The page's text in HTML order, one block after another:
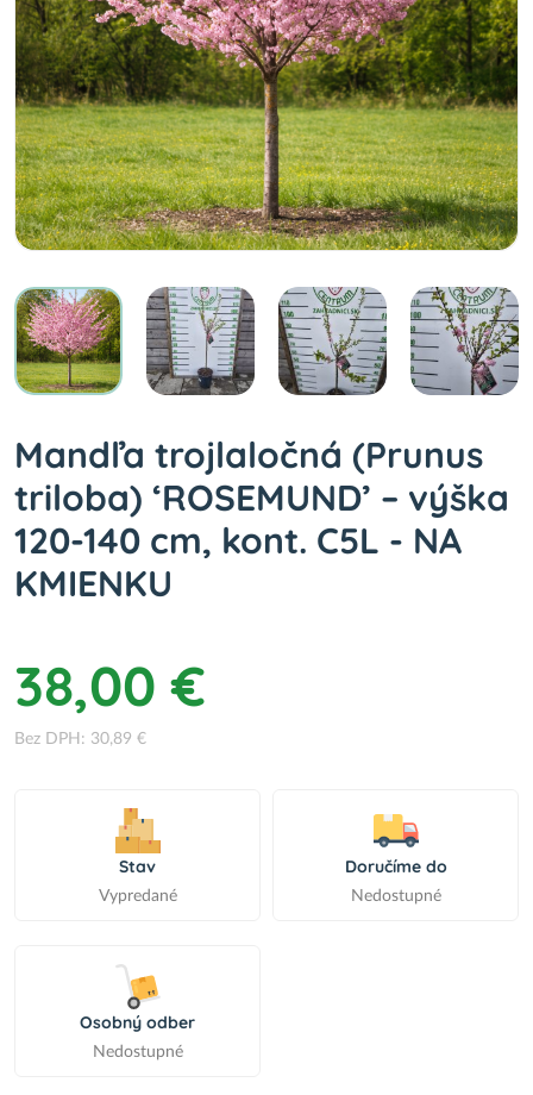
Mandľa trojlaločná (Prunus
triloba) ‘ROSEMUND’ – výška
120-140 cm, kont. C5L - NA
KMIENKU
38,00 €
Bez DPH: 30,89 €
Stav
Vypredané
Doručíme do
Nedostupné
Osobný odber
Nedostupné